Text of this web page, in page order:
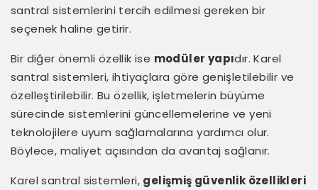
santral sistemlerini tercih edilmesi gereken bir
seçenek haline getirir.
Bir diğer önemli özellik ise modüler yapıdır. Karel
santral sistemleri, ihtiyaçlara göre genişletilebilir ve
özelleştirilebilir. Bu özellik, işletmelerin büyüme
sürecinde sistemlerini güncellemelerine ve yeni
teknolojilere uyum sağlamalarına yardımcı olur.
Böylece, maliyet açısından da avantaj sağlanır.
Karel santral sistemleri, gelişmiş güvenlik özellikleri